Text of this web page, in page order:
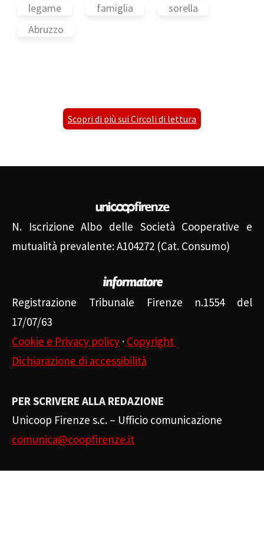
legame
famiglia
sorella
Abruzzo
Scopri di più sui Circoli di lettura
N. Iscrizione Albo delle Società Cooperative e
mutualità prevalente: A104272 (Cat. Consumo)
Registrazione Tribunale Firenze n.1554 del
17/07/63
Cookie e Privacy policy · Copyright
Dichiarazione di accessibilità
PER SCRIVERE ALLA REDAZIONE
Unicoop Firenze s.c. – Ufficio comunicazione
comunica@coopfirenze.it